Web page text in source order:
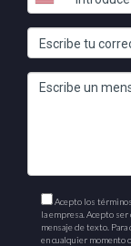
Acepto los
la empresa. Acepto
mensaje de texto.
en cualquier momento